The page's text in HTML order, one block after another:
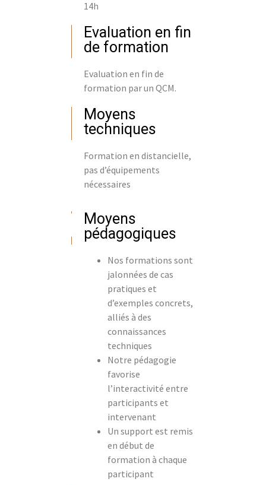
14h
Evaluation en fin
de formation
Evaluation en fin de
formation par un QCM.
Moyens
techniques
Formation en distancielle,
pas d’équipements
nécessaires
Moyens
pédagogiques
Nos formations sont
jalonnées de cas
pratiques et
d’exemples concrets,
alliés à des
connaissances
techniques
Notre pédagogie
favorise
l’interactivité entre
participants et
intervenant
Un support est remis
en début de
formation à chaque
participant